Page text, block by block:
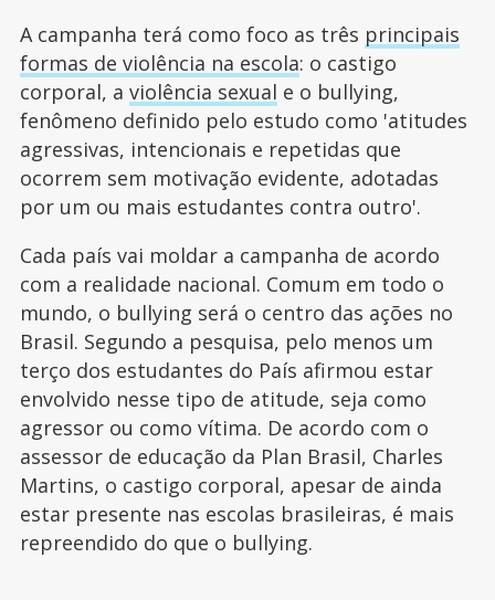
A campanha terá como foco as três principais
formas de violência na escola: o castigo
corporal, a violência sexual e o bullying,
fenômeno definido pelo estudo como 'atitudes
agressivas, intencionais e repetidas que
ocorrem sem motivação evidente, adotadas
por um ou mais estudantes contra outro'.
Cada país vai moldar a campanha de acordo
com a realidade nacional. Comum em todo o
mundo, o bullying será o centro das ações no
Brasil. Segundo a pesquisa, pelo menos um
terço dos estudantes do País afirmou estar
envolvido nesse tipo de atitude, seja como
agressor ou como vítima. De acordo com o
assessor de educação da Plan Brasil, Charles
Martins, o castigo corporal, apesar de ainda
estar presente nas escolas brasileiras, é mais
repreendido do que o bullying.